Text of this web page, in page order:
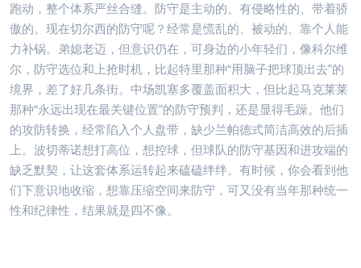
跑动，整个体系严丝合缝。防守是主动的、有侵略性的、带着骄
傲的。现在切尔西的防守呢？经常是慌乱的、被动的、靠个人能
力补锅。弟媳老迈，但意识仍在，可身边的小年轻们，像科尔维
尔，防守选位和上抢时机，比起特里那种“用脑子把球顶出去”的
境界，差了好几条街。中场凯塞多覆盖面积大，但比起马克莱莱
那种“永远出现在最关键位置”的防守预判，还是显得毛躁。他们
的攻防转换，经常陷入个人盘带，缺少兰帕德式简洁高效的后插
上。波切蒂诺想打高位，想控球，但球队的防守基因和进攻端的
缺乏默契，让这套体系运转起来磕磕绊绊。有时候，你会看到他
们下意识地收缩，想靠压缩空间来防守，可又没有当年那种统一
性和纪律性，结果就是四不像。